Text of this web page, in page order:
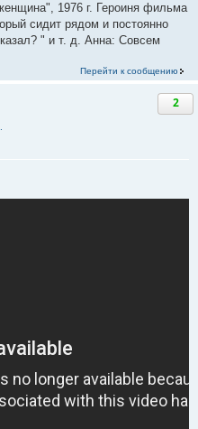
1976 г. Героиня фильма
сидит рядом и постоянно
" и т. д. Анна: Совсем
Перейти к сообщению
2